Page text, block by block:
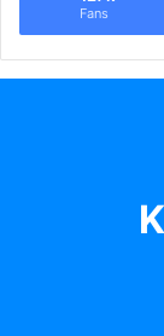
Fans